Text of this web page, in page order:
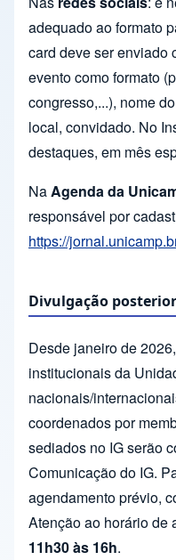
adequado ao formato
card deve ser enviado
evento como formato
congresso,...), nome
local, convidado. No
destaques, em mês
NaAgenda da
responsável por
https://
Divulgação posterior
Desde janeiro de
institucionais da
nacionais/
coordenados por
sediados no IG serão
Comunicação do IG.
agendamento prévio,
Atenção ao horário de
11h30 às 16h.